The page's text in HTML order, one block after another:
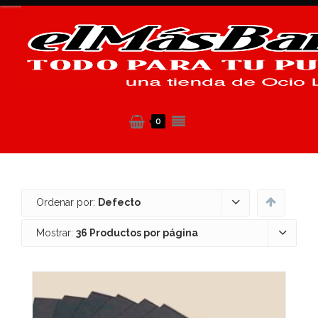
0
Ordenar por: Defecto
Mostrar: 36 Productos por página